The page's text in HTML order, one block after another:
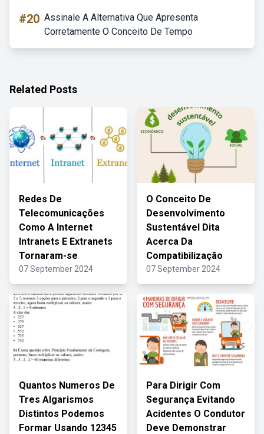
#20 Assinale A Alternativa Que Apresenta
Corretamente O Conceito De Tempo
Related Posts
Redes De
Telecomunicações
Como A Internet
Intranets E Extranets
Tornaram-se
07 September 2024
O Conceito De
Desenvolvimento
Sustentável Dita
Acerca Da
Compatibilização
07 September 2024
Quantos Numeros De
Tres Algarismos
Distintos Podemos
Formar Usando 12345
Para Dirigir Com
Segurança Evitando
Acidentes O Condutor
Deve Demonstrar